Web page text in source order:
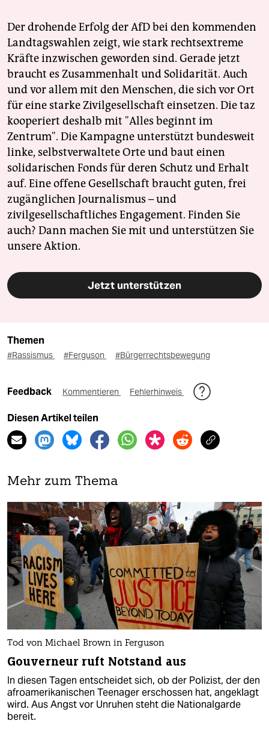
Der drohende Erfolg der AfD bei den kommenden
Landtagswahlen zeigt, wie stark rechtsextreme
Kräfte inzwischen geworden sind. Gerade jetzt
braucht es Zusammenhalt und Solidarität. Auch
und vor allem mit den Menschen, die sich vor Ort
für eine starke Zivilgesellschaft einsetzen. Die taz
kooperiert deshalb mit "Alles beginnt im
Zentrum". Die Kampagne unterstützt bundesweit
linke, selbstverwaltete Orte und baut einen
solidarischen Fonds für deren Schutz und Erhalt
auf. Eine offene Gesellschaft braucht guten, frei
zugänglichen Journalismus – und
zivilgesellschaftliches Engagement. Finden Sie
auch? Dann machen Sie mit und unterstützen Sie
unsere Aktion.
Jetzt unterstützen
Themen
#Rassismus #Ferguson #Bürgerrechtsbewegung
Feedback Kommentieren Fehlerhinweis
Diesen Artikel teilen
Mehr zum Thema
Tod von Michael Brown in Ferguson
Gouverneur ruft Notstand aus
In diesen Tagen entscheidet sich, ob der Polizist, der den
afroamerikanischen Teenager erschossen hat, angeklagt
wird. Aus Angst vor Unruhen steht die Nationalgarde
bereit.